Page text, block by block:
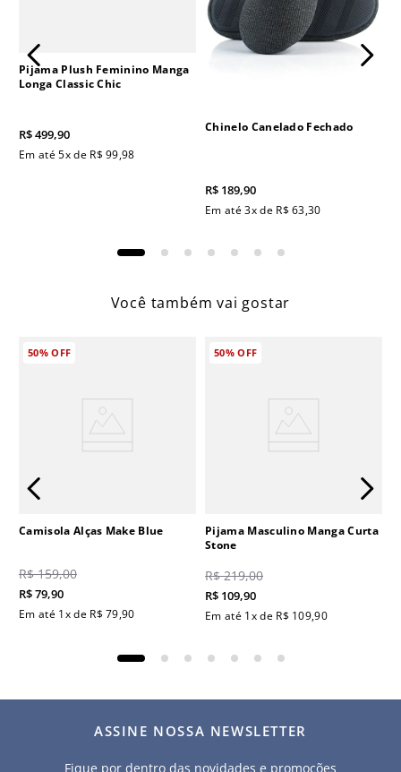
Pijama Plush Feminino Manga
Longa Classic Chic
R$499,90
Em até5x de R$ 99,98
Chinelo Canelado Fechado
R$ 189,90
Em até3x de R$ 63,30
Você também vai gostar
50%OFF
Camisola Alças Make Blue
R$ 159,00
R$79,90
Em até 1x de R$ 79,90
50%OFF
Pijama Masculino Manga Curta
Stone
R$ 219,00
R$ 109,90
Em até 1x de R$ 109,90
ASSINE NOSSA NEWSLETTER
Fique por dentro das novidades e promoções